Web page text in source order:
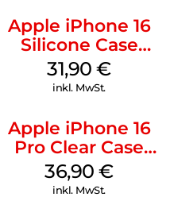
Apple iPhone 16
Silicone Case
MagSafe Fuchsia
31,90€
inkl. MwSt.
Apple iPhone 16
Pro Clear Case
MagSafe
Transparent
36,90€
inkl. MwSt.